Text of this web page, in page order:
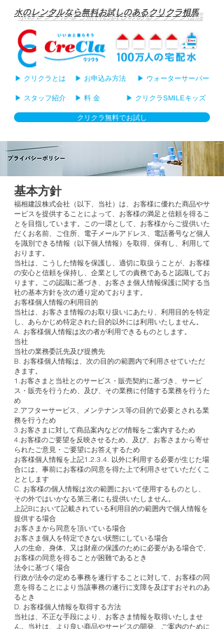
水のレンタルなら無料お試しのあるクリクラ相馬
▶ クリクラとは ▶ お申込み方法 ▶ ウォーターサーバー
▶ スタッフ紹介 ▶ 料 金 ▶ クリクラSMILEキッズ
クリクラ無料でお試し
基本方針
福相建設株式会社（以下、当社）は、お客様に優れた商品やサ
ービスを提供することによって、お客様の満足と信頼を得るこ
とを目指しています。この一環として、お客様からご提供いた
だくお名前、ご住所、電子メールアドレス、電話番号など個人
を識別できる情報（以下個人情報）を取得、保有し、利用して
おります。
当社は、こうした情報を保護し、適切に取扱うことが、お客様
の安心と信頼を保持し、企業としての責務であると認識してお
ります。この認識に基づき、お客さま個人情報保護に関する当
社の基本方針を次の通り定めております。
お客様個人情報の利用目的
当社は、お客さま情報のお取り扱いにあたり、利用目的を特定
し、あらかじめ特定された目的以外には利用いたしません。
A. お客様個人情報は次の者が利用できるものとします。
当社
当社の業務委託先及び提携先
B. お客様個人情報は、次の目的の範囲内で利用させていただ
きます。
1.お客さまと当社とのサービス・販売契約に基づき、サービ
ス・販売を行うため、及び、その業務に付随する業務を行うた
め
2.アフターサービス、メンテナンス等の目的で必要とされる業
務を行うため
3.お客さまに対して商品案内などの情報をご案内するため
4.お客様のご要望を反映させるため、及び、お客さまから寄せ
られたご意見・ご要望にお答えするため
お客様個人情報を上記1.2.3.4. 以外に利用する必要が生じた場
合には、事前にお客様の同意を得た上で利用させていただくこ
ととします
C. お客様の個人情報は次の範囲において使用するものとし、
その外ではいかなる第三者にも提供いたしません。
上記Bにおいて記載されている利用目的の範囲内で個人情報を
提供する場合
お客さまから同意を頂いている場合
お客さま個人を特定できない状態にしている場合
人の生命、身体、又は財産の保護のために必要がある場合で、
お客様の同意を得ることが困難であるとき
法令に基づく場合
行政が法令の定める事務を遂行することに対して、お客様の同
意を得ることにより当該事務の遂行に支障を及ぼすおそれのあ
るとき
D. お客様個人情報を取得する方法
当社は、不正な手段により、お客さま情報を取得いたしませ
ん。当社は、より良い商品やサービスの開発、ご案内のために